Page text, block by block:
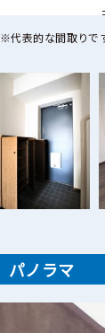
※代表的な間取りです
パノラマ